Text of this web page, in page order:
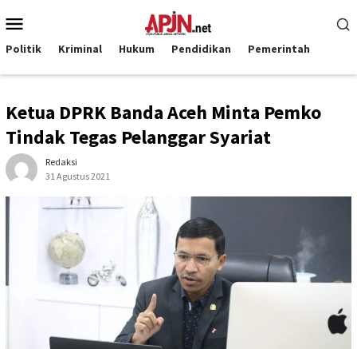
ke
kontenMobile
Politik Kriminal Hukum Pendidikan Pemerintah
Ketua DPRK Banda Aceh Minta Pemko
Tindak Tegas Pelanggar Syariat
Redaksi
31 Agustus 2021